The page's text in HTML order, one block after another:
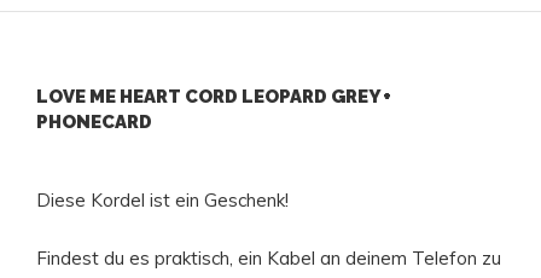
LOVE ME HEART CORD LEOPARD GREY +
PHONECARD
Diese Kordel ist ein Geschenk!
Findest du es praktisch, ein Kabel an deinem Telefon zu